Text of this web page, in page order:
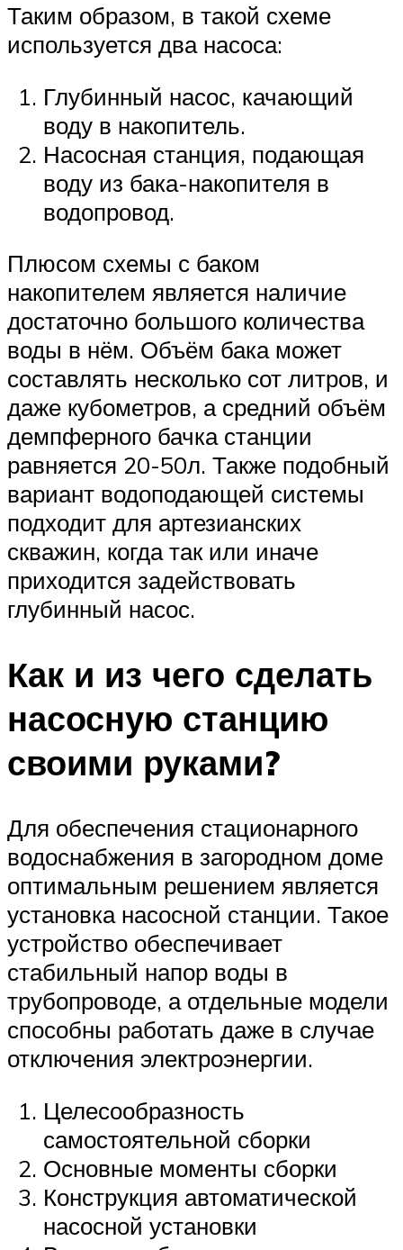
Таким образом, в такой схеме
используется два насоса:
Глубинный насос, качающий
воду в накопитель.
Насосная станция, подающая
воду из бака-накопителя в
водопровод.
Плюсом схемы с баком
накопителем является наличие
достаточно большого количества
воды в нём. Объём бака может
составлять несколько сот литров, и
даже кубометров, а средний объём
демпферного бачка станции
равняется 20-50л. Также подобный
вариант водоподающей системы
подходит для артезианских
скважин, когда так или иначе
приходится задействовать
глубинный насос.
Как и из чего сделать
насосную станцию
своими руками?
Для обеспечения стационарного
водоснабжения в загородном доме
оптимальным решением является
установка насосной станции. Такое
устройство обеспечивает
стабильный напор воды в
трубопроводе, а отдельные модели
способны работать даже в случае
отключения электроэнергии.
Целесообразность
самостоятельной сборки
Основные моменты сборки
Конструкция автоматической
насосной установки